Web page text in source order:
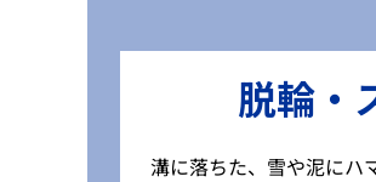
脱輪・
溝に落ちた、雪や泥に